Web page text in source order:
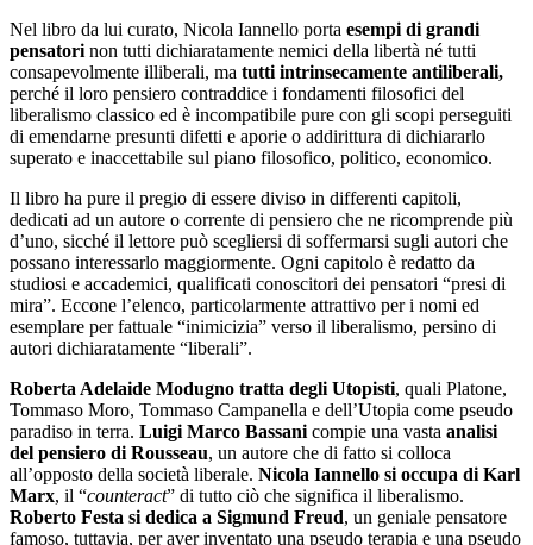
Nel libro da lui curato, Nicola Iannello porta esempi di grandi
pensatori non tutti dichiaratamente nemici della libertà né tutti
consapevolmente illiberali, ma tutti intrinsecamente antiliberali,
perché il loro pensiero contraddice i fondamenti filosofici del
liberalismo classico ed è incompatibile pure con gli scopi perseguiti
di emendarne presunti difetti e aporie o addirittura di dichiararlo
superato e inaccettabile sul piano filosofico, politico, economico.
Il libro ha pure il pregio di essere diviso in differenti capitoli,
dedicati ad un autore o corrente di pensiero che ne ricomprende più
d’uno, sicché il lettore può scegliersi di soffermarsi sugli autori che
possano interessarlo maggiormente. Ogni capitolo è redatto da
studiosi e accademici, qualificati conoscitori dei pensatori “presi di
mira”. Eccone l’elenco, particolarmente attrattivo per i nomi ed
esemplare per fattuale “inimicizia” verso il liberalismo, persino di
autori dichiaratamente “liberali”.
Roberta Adelaide Modugno tratta degli Utopisti, quali Platone,
Tommaso Moro, Tommaso Campanella e dell’Utopia come pseudo
paradiso in terra. Luigi Marco Bassani compie una vasta analisi
del pensiero di Rousseau, un autore che di fatto si colloca
all’opposto della società liberale. Nicola Iannello si occupa di Karl
Marx, il “counteract” di tutto ciò che significa il liberalismo.
Roberto Festa si dedica a Sigmund Freud, un geniale pensatore
famoso, tuttavia, per aver inventato una pseudo terapia e una pseudo